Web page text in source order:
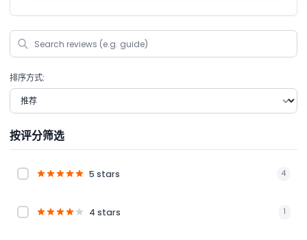
排序方式:
按评分筛选
5 stars 4
4 stars 1